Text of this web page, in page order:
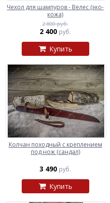
Чехол для шампуров - Велес (эко-
кожа)
2 800 руб.
2 400 руб.
Купить
Колчан походный с креплением
под нож (сандал)
3 490 руб.
Купить